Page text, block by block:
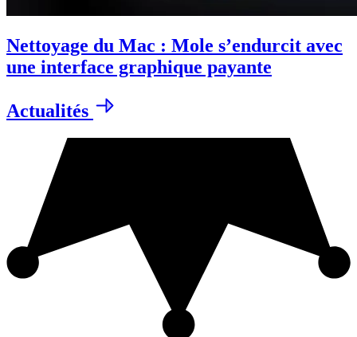
Nettoyage du Mac : Mole s’endurcit avec
une interface graphique payante
Actualités